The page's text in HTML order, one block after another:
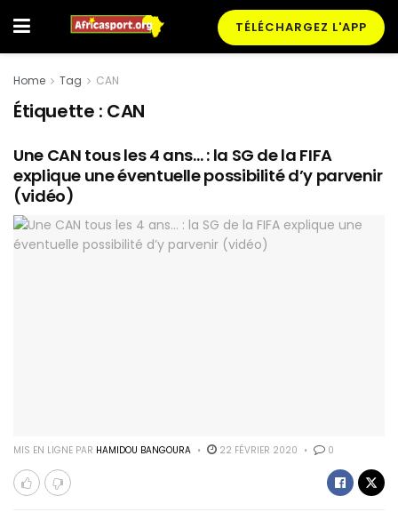
TÉLÉCHARGEZ L'APP
Home Tag CAN
Étiquette : CAN
Une CAN tous les 4 ans… : la SG de la FIFA
explique une éventuelle possibilité d’y parvenir
(vidéo)
MIS EN LIGNE PAR HAMIDOU BANGOURA 22 FÉVRIER 2020 0